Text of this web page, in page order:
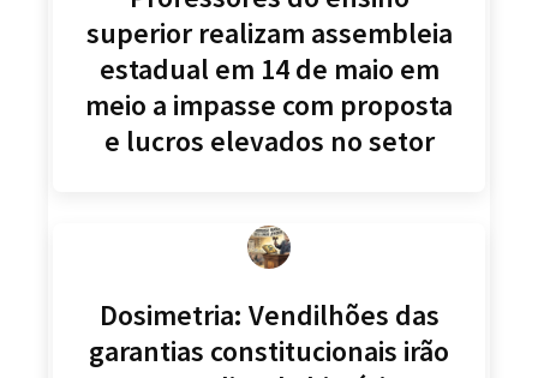
superior realizam assembleia
estadual em 14 de maio em
meio a impasse com proposta
e lucros elevados no setor
Dosimetria: Vendilhões das
garantias constitucionais irão